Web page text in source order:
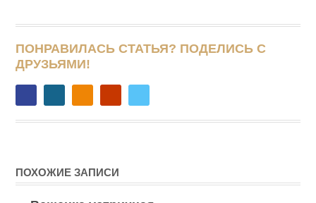
ПОНРАВИЛАСЬ СТАТЬЯ? ПОДЕЛИСЬ С
ДРУЗЬЯМИ!
ПОХОЖИЕ ЗАПИСИ